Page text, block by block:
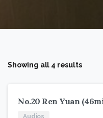
Showing all 4 results
No.20 Ren Yuan
Audios